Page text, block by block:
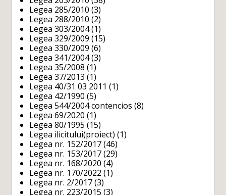
Legea 285/2010 (3)
Legea 288/2010 (2)
Legea 303/2004(1)
Legea 329/2009 (15)
Legea 330/2009 (6)
Legea 341/2004(3)
Legea 35/2008 (1)
Legea 37/2013 (1)
Legea 40/31 03 2011 (1)
Legea 42/1990 (5)
Legea 544/2004 contencios (8)
Legea 69/2020 (1)
Legea 80/1995 (15)
Legea ilicitului(proiect) (1)
Legea nr. 152/2017 (46)
Legea nr. 153/2017 (29)
Legea nr. 168/2020 (4)
Legea nr. 170/2022 (1)
Legea nr. 2/2017 (3)
Legea nr. 223/2015 (3)